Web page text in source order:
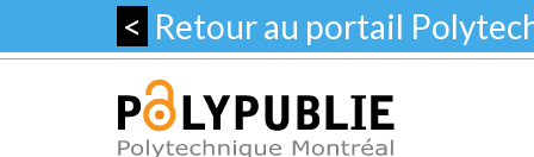
< Retour au portail